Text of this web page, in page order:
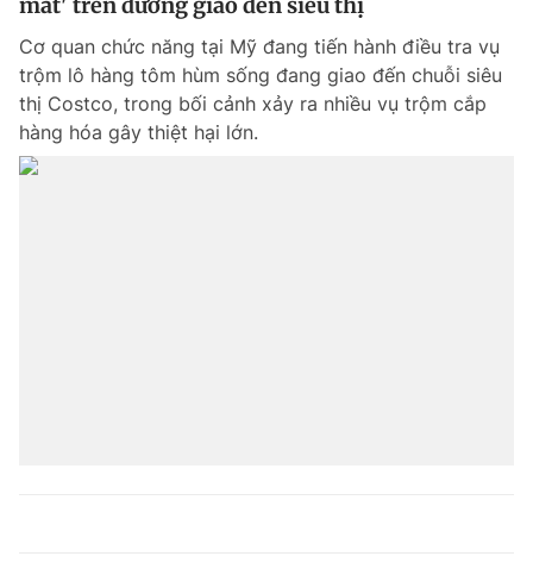
Cơ quan chức năng tại Mỹ đang tiến hành điều tra vụ
trộm lô hàng tôm hùm sống đang giao đến chuỗi siêu
thị Costco, trong bối cảnh xảy ra nhiều vụ trộm cắp
hàng hóa gây thiệt hại lớn.